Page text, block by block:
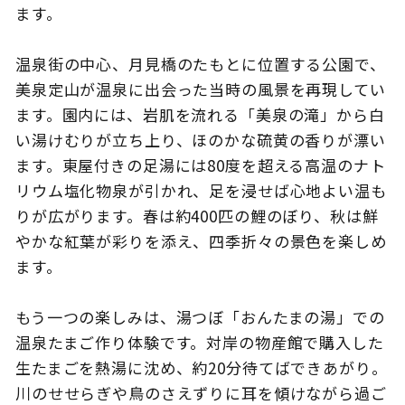
このサイトについて 観光資料
動画ライブラリー フォトライブラリー
お問い合わせ
Languages
ます。
温泉街の中心、月見橋のたもとに位置する公園で、
美泉定山が温泉に出会った当時の風景を再現してい
ます。園内には、岩肌を流れる「美泉の滝」から白
い湯けむりが立ち上り、ほのかな硫黄の香りが漂い
ます。東屋付きの足湯には80度を超える高温のナト
リウム塩化物泉が引かれ、足を浸せば心地よい温も
りが広がります。春は約400匹の鯉のぼり、秋は鮮
やかな紅葉が彩りを添え、四季折々の景色を楽しめ
ます。
もう一つの楽しみは、湯つぼ「おんたまの湯」での
温泉たまご作り体験です。対岸の物産館で購入した
生たまごを熱湯に沈め、約20分待てばできあがり。
川のせせらぎや鳥のさえずりに耳を傾けながら過ご